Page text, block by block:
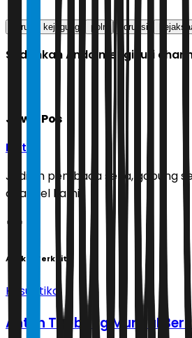
korupsi kejagung polri korupsi
Sudahkah Anda mengikuti
Jawa Pos
Ikuti
Jadilah pembaca setia, gabung
channel kami!
Artikel Terkait
Kasuistika
Anton Timbang Muncul